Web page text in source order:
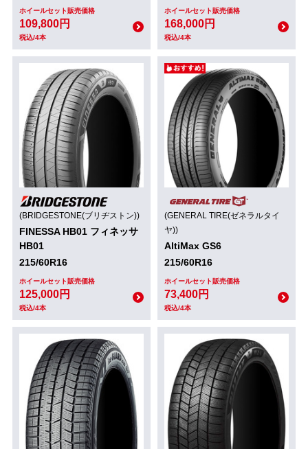
ホイールセット販売価格
109,800円
税込/4本
ホイールセット販売価格
168,000円
税込/4本
(BRIDGESTONE(ブリヂストン))
FINESSA HB01 フィネッサ
HB01
215/60R16
ホイールセット販売価格
125,000円
税込/4本
(GENERAL TIRE(ゼネラルタイ
ヤ))
AltiMax GS6
215/60R16
ホイールセット販売価格
73,400円
税込/4本